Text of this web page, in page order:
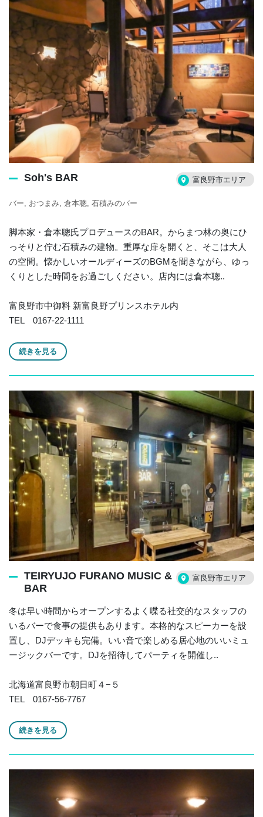
Soh's BAR 富良野市エリア
バー おつまみ 倉本聰 石積みのバー
脚本家・倉本聰氏プロデュースのBAR。からまつ林の奥にひ
っそりと佇む石積みの建物。重厚な扉を開くと、そこは大人
の空間。懐かしいオールディーズのBGMを聞きながら、ゆっ
くりとした時間をお過ごしください。店内には倉本聰..
富良野市中御料 新富良野プリンスホテル内
TEL 0167-22-1111
続きを見る
TEIRYUJO FURANO MUSIC &
BAR
富良野市エリア
冬は早い時間からオープンするよく喋る社交的なスタッフの
いるバーで食事の提供もあります。本格的なスピーカーを設
置し、DJデッキも完備。いい音で楽しめる居心地のいいミュ
ージックバーです。DJを招待してパーティを開催し..
北海道富良野市朝日町４−５
TEL 0167-56-7767
続きを見る